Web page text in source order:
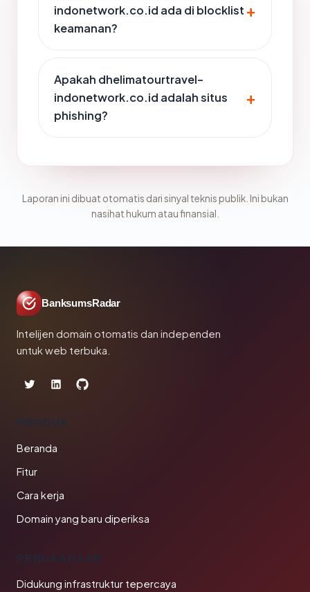
indonetwork.co.id ada di blocklist
keamanan?
Apakah dhelimatourtravel-
indonetwork.co.id adalah situs
phishing?
Laporan ini dibuat otomatis dari sinyal teknis publik. Ini bukan
nasihat hukum atau finansial.
BanksumsRadar
Intelijen domain otomatis dan independen
untuk web terbuka.
PRODUK
Beranda
Fitur
Cara kerja
Domain yang baru diperiksa
PERUSAHAAN
Didukung infrastruktur tepercaya